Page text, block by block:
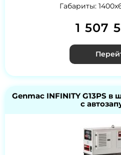
Габариты:
1 507
Genmac INFINITY G13PS
с